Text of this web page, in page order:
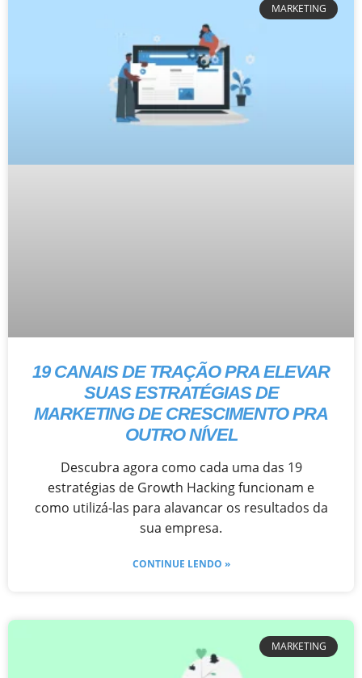
MARKETING
19 CANAIS DE TRAÇÃO PRA ELEVAR
SUAS ESTRATÉGIAS DE
MARKETING DE CRESCIMENTO PRA
OUTRO NÍVEL
Descubra agora como cada uma das 19
estratégias de Growth Hacking funcionam e
como utilizá-las para alavancar os resultados da
sua empresa.
CONTINUE LENDO »
MARKETING